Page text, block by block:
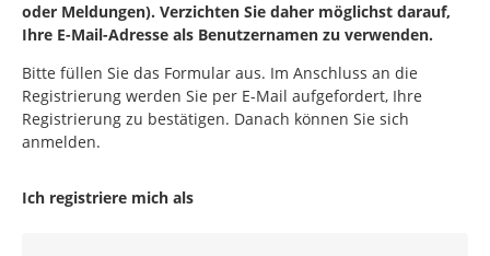
oder Meldungen). Verzichten Sie daher möglichst darauf,
Ihre E-Mail-Adresse als Benutzernamen zu verwenden.
Bitte füllen Sie das Formular aus. Im Anschluss an die
Registrierung werden Sie per E-Mail aufgefordert, Ihre
Registrierung zu bestätigen. Danach können Sie sich
anmelden.
Ich registriere mich als